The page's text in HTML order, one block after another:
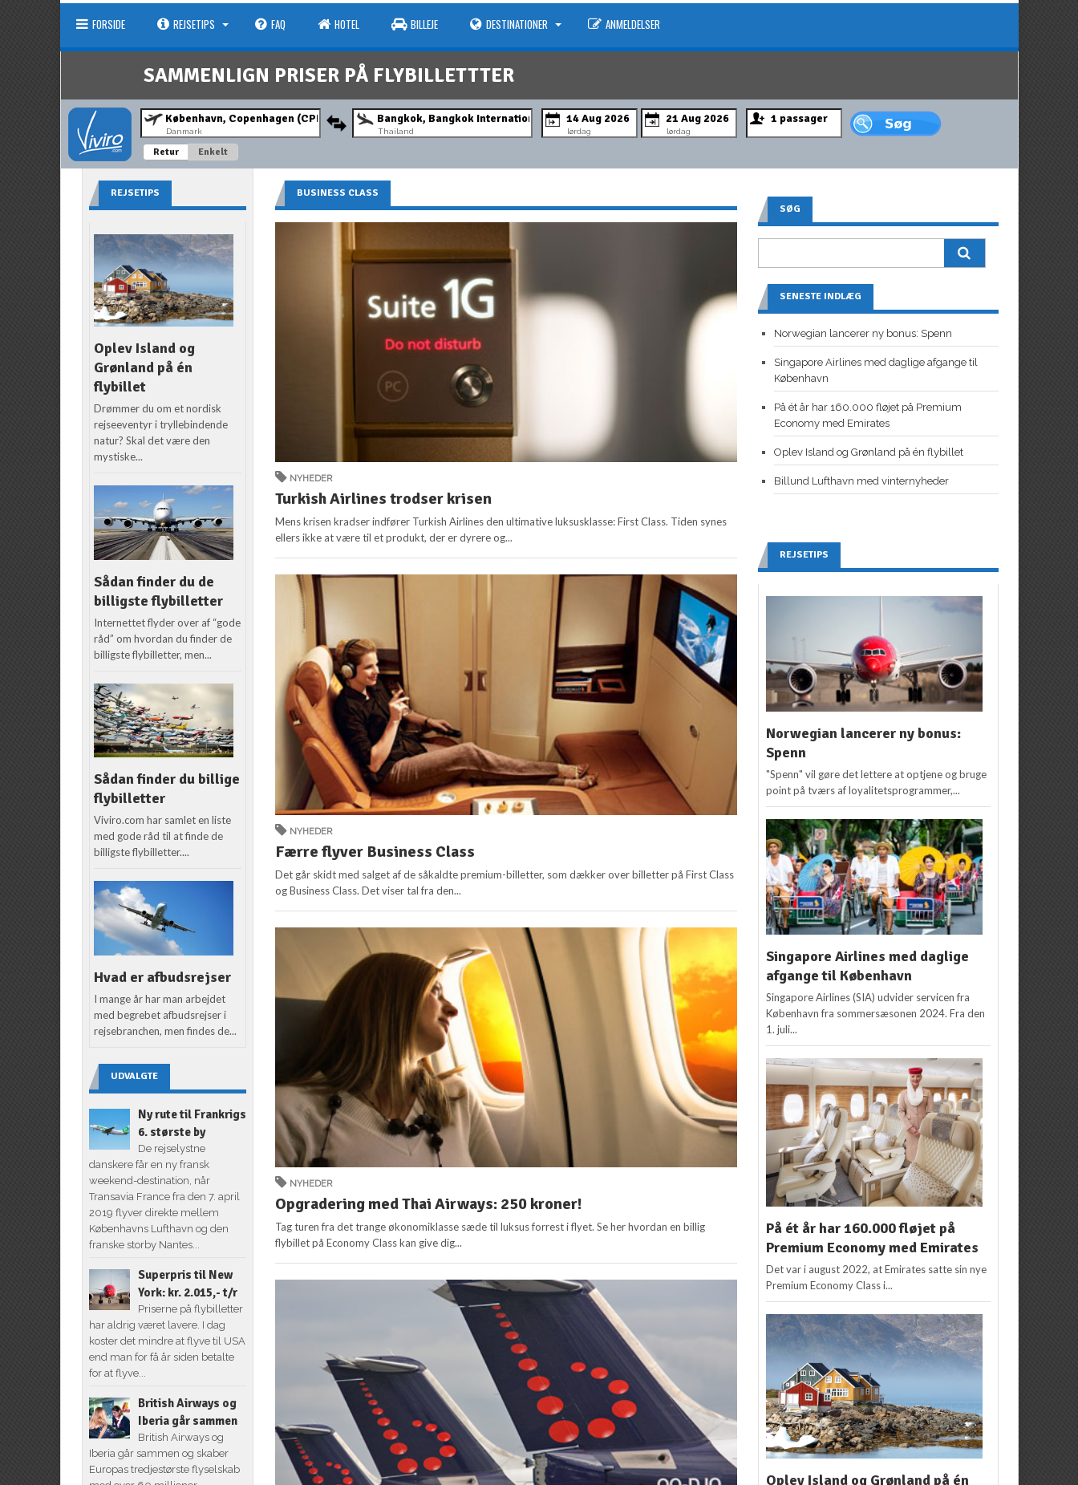
FORSIDE REJSETIPS FAQ HOTEL BILLEJE DESTINATIONER ANMELDELSER
SAMMENLIGN PRISER PÅ FLYBILLETTTER
Danmark Thailand lørdag lørdag
Retur Enkelt
BUSINESS CLASS
NYHEDER
Turkish Airlines trodser krisen
Mens krisen kradser indfører Turkish Airlines den ultimative luksusklasse: First Class. Tiden synes
ellers ikke at være til et produkt, der er dyrere og...
NYHEDER
Færre flyver Business Class
Det går skidt med salget af de såkaldte premium-billetter, som dækker over billetter på First Class
og Business Class. Det viser tal fra den...
NYHEDER
Opgradering med Thai Airways: 250 kroner!
Tag turen fra det trange økonomiklasse sæde til luksus forrest i flyet. Se her hvordan en billig
flybillet på Economy Class kan give dig...
REJSETIPS
Oplev Island og
Grønland på én
flybillet
Drømmer du om et nordisk
rejseeventyr i tryllebindende
natur? Skal det være den
mystiske...
Sådan finder du de
billigste flybilletter
Internettet flyder over af “gode
råd” om hvordan du finder de
billigste flybilletter, men...
Sådan finder du billige
flybilletter
Viviro.com har samlet en liste
med gode råd til at finde de
billigste flybilletter....
Hvad er afbudsrejser
I mange år har man arbejdet
med begrebet afbudsrejser i
rejsebranchen, men findes de...
UDVALGTE
Ny rute til Frankrigs
6. største by
De rejselystne
danskere får en ny fransk
weekend-destination, når
Transavia France fra den 7. april
2019 flyver direkte mellem
Københavns Lufthavn og den
franske storby Nantes...
Superpris til New
York: kr. 2.015,- t/r
Priserne på flybilletter
har aldrig været lavere. I dag
koster det mindre at flyve til USA
end man for få år siden betalte
for at flyve...
British Airways og
Iberia går sammen
British Airways og
Iberia går sammen og skaber
Europas tredjestørste flyselskab
SØG
SENESTE INDLÆG
Norwegian lancerer ny bonus: Spenn
Singapore Airlines med daglige afgange til
København
På ét år har 160.000 fløjet på Premium
Economy med Emirates
Oplev Island og Grønland på én flybillet
Billund Lufthavn med vinternyheder
REJSETIPS
Norwegian lancerer ny bonus:
Spenn
"Spenn" vil gøre det lettere at optjene og bruge
point på tværs af loyalitetsprogrammer,...
Singapore Airlines med daglige
afgange til København
Singapore Airlines (SIA) udvider servicen fra
København fra sommersæsonen 2024. Fra den
1. juli...
På ét år har 160.000 fløjet på
Premium Economy med Emirates
Det var i august 2022, at Emirates satte sin nye
Premium Economy Class i...
Oplev Island og Grønland på én